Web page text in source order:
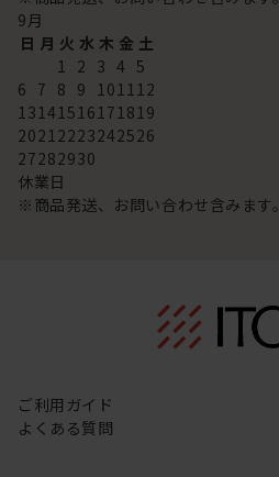
9月
日 月 火 水 木 金 土
1 2 3 4 5
6 7 8 9 101112
13141516171819
20212223242526
27282930
休業日
※商品発送、お問い合わせ含みます。
ご利用ガイド
よくある質問